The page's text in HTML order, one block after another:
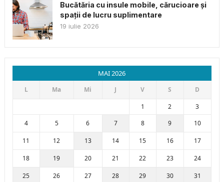
Bucătăria cu insule mobile, cărucioare și
spații de lucru suplimentare
19 iulie 2026
MAI 2026
L Ma Mi J V S
D
1
2
3
4
5 6 7 8 9 10
11 12 13 14 15 16 17
18 19 20 21 22 23 24
25 26 27 28 29 30 31